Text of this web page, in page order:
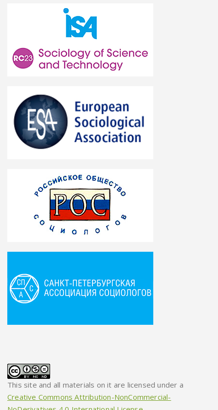
This site and all materials on it are licensed under a
Creative Commons Attribution-NonCommercial-